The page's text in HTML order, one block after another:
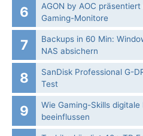
6
AGON by AOC
Gaming-Monitore
7
Backups in 60 Min:
NAS absichern
8
SanDisk Professional G-
Test
9
Wie Gaming-Skills
beeinflussen